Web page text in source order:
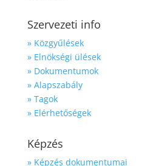
Szervezeti info
» Közgyűlések
» Elnökségi ülések
» Dokumentumok
» Alapszabály
» Tagok
» Elérhetőségek
Képzés
» Képzés dokumentumai